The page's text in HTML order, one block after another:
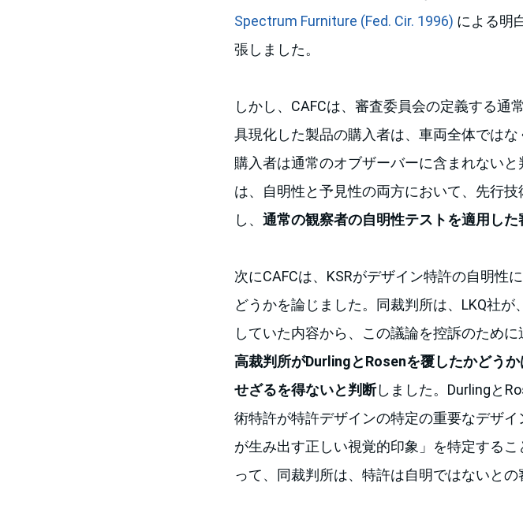
Spectrum Furniture (Fed. Cir. 1996) による明
張しました。
しかし、CAFCは、審査委員会の定義する
具現化した製品の購入者は、車両全体では
購入者は通常のオブザーバーに含まれない
は、自明性と予見性の両方において、先行
し、 通常の観察者の自明性テストを適用し
次にCAFCは、KSRがデザイン特許の自明性
どうかを論じました。同裁判所は、LKQ社
していた内容から、この議論を控訴のため
高裁判所がDurlingとRosenを覆したかどう
せざるを得ないと判断しました。Durlingと
術特許が特許デザインの特定の重要なデザ
が生み出す正しい視覚的印象」を特定する
って、同裁判所は、特許は自明ではないとの